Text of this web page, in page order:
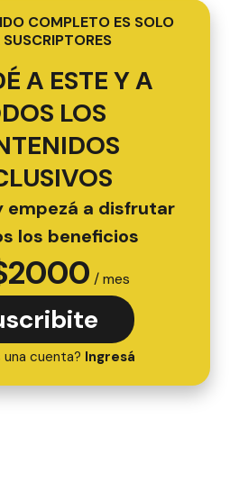
COMPLETO ES SOLO
SUSCRIPTORES
A ESTE Y A
LOS
empezá a disfrutar
los beneficios
2000 / mes
una cuenta? Ingresá